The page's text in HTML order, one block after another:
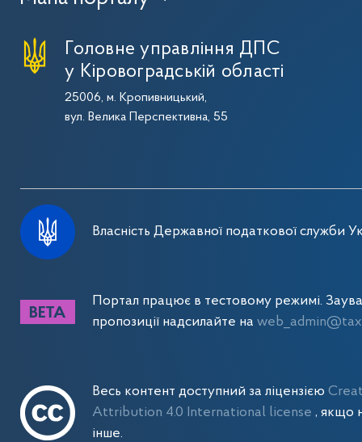
Головне управління ДПС
у Кіровоградській області
25006, м. Кропивницький,
вул. Велика Перспективна, 55
Власність Державної податкової служби
Портал працює в тестовому режимі.
пропозиції надсилайте на
Весь контент доступний за ліцензією
Attribution 4.0 International license, якщо
інше.